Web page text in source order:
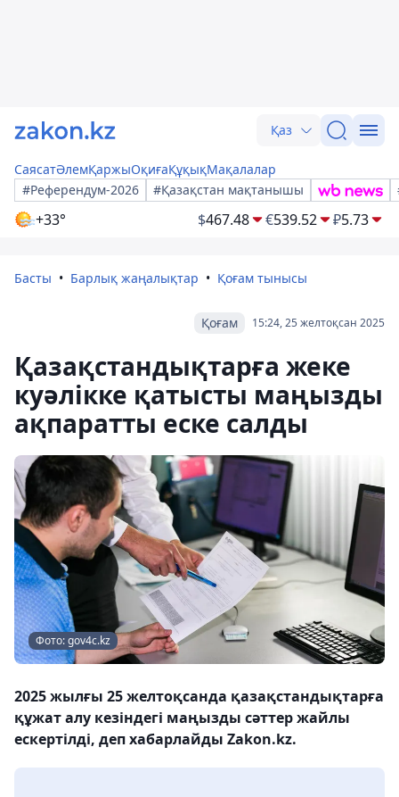
Қаз
СаясатӘлемҚаржыОқиғаҚұқықМақалалар
#Референдум-2026
#Қазақстан мақтанышы
+33° $467.48 €539.52 ₽5.73
Басты Барлық жаңалықтар Қоғам тынысы
15:24, 25 желтоқсан 2025
Қоғам
Қазақстандықтарға жеке
куәлікке қатысты маңызды
ақпаратты еске салды
Фото: gov4c.kz
2025 жылғы 25 желтоқсанда қазақстандықтарға
құжат алу кезіндегі маңызды сәттер жайлы
ескертілді, деп хабарлайды Zakon.kz.